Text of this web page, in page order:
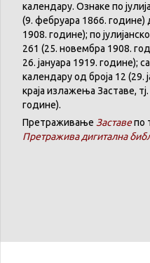
календару. Ознаке по
(9. фебруара 1866. године)
1908. године); по
261 (25. новембра 1908.
26. јануара 1919. године);
календаруод броја 12 (29.
краја излажења Заставе, тј.
године).
Претраживање Заставепо
Претражива дигитална